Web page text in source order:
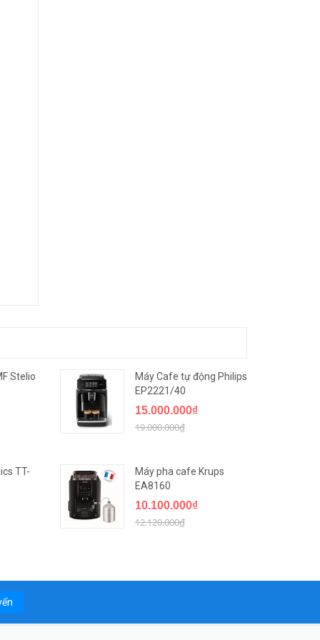
Stelio
Máy Cafe tự động Philips
EP2221/40
15.000.000₫
19.000.000₫
TT-
Máy pha cafe Krups
EA8160
10.100.000₫
12.120.000₫